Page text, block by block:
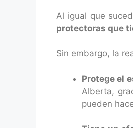
Al igual que
protectoras que
Sin embargo, la
Protege el
Alberta,
pueden